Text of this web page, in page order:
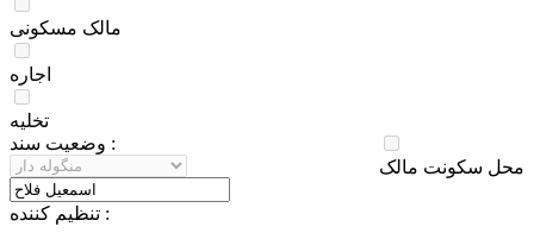
مالک مسکونی
اجاره
تخلیه
محل سکونت مالک
وضعيت سند :
تنظيم کننده :